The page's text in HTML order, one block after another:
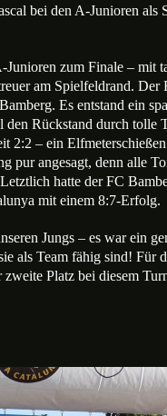
bei den A-Junioren als
Junioren zum Finale – mit
am Spielfeldrand. Der
Es entstand ein
Rückstand durch tolle
2:2 – ein
pur angesagt, denn alle
hatte der FC
mit einem 8:7-Erfolg.
Jungs – es war ein
als Team fähig sind! Für
Platz bei diesem